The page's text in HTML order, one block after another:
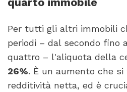
Per tutti gli altri immobili
periodi – dal secondo fino
quattro – l'aliquota della
26%. È un aumento che
redditività netta, ed è